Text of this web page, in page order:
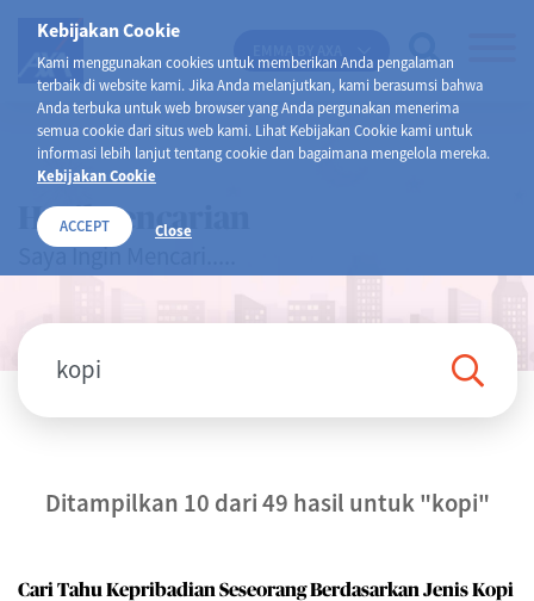
Kebijakan Cookie
Kami menggunakan cookies untuk memberikan Anda pengalaman
terbaik di website kami. Jika Anda melanjutkan, kami berasumsi bahwa
Anda terbuka untuk web browser yang Anda pergunakan menerima
semua cookie dari situs web kami. Lihat Kebijakan Cookie kami untuk
informasi lebih lanjut tentang cookie dan bagaimana mengelola mereka.
Kebijakan Cookie
ACCEPT Close
Hasil Pencarian
Saya Ingin Mencari.....
Ditampilkan 10 dari 49 hasil untuk"kopi"
Cari Tahu Kepribadian Seseorang Berdasarkan Jenis Kopi